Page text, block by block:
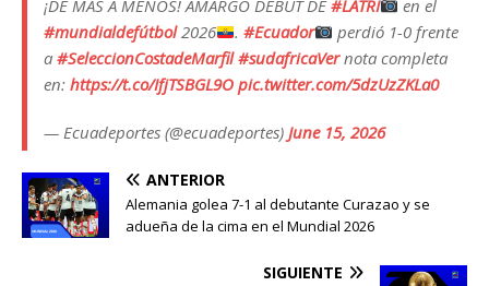
¡DE MÁS A MENOS! AMARGO DEBUT DE#LATRI
en el
#mundialdefútbol2026 .#Ecuador
perdió 1-0 frente
a #SeleccionCostadeMarfil #sudafricaVernota completa
en: https://t.co/IfjTSBGL9O pic.twitter.com/5dzUzZKLa0
— Ecuadeportes (@ecuadeportes) June 15, 2026
ANTERIOR
Alemania golea 7-1 al debutante Curazao y se
adueña de la cima en el Mundial 2026
SIGUIENTE